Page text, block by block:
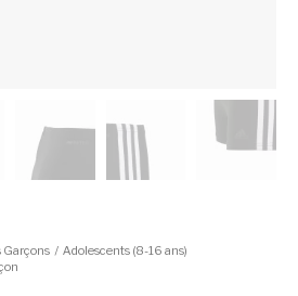
/ Adolescents (8-16 ans)